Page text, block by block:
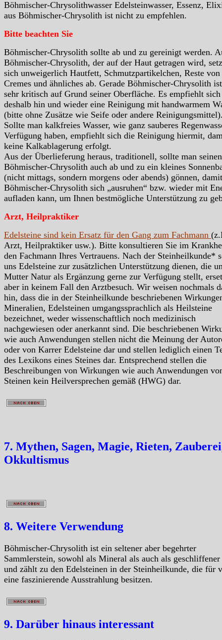
Böhmischer-Chrysolithwasser Edelsteinwasser, Essenz,
aus Böhmischer-Chrysolith ist nicht zu empfehlen.
Bitte beachten Sie
Böhmischer-Chrysolith sollte ab und zu gereinigt werden.
Böhmischer-Chrysolith, der auf der Haut getragen wird,
sich unweigerlich Hautfett, Schmutzpartikelchen, Reste von
Cremes und ähnliches ab. Gerade Böhmischer-Chrysolith
sehr kritisch auf Grund seiner Oberfläche. Es empfiehlt sich
deshalb hin und wieder eine Reinigung mit handwarmem
(bitte ohne Zusätze wie Seife oder andere
Sollte man kalkfreies Wasser, wie ganz sauberes
Verfügung haben, empfiehlt sich die Reinigung hiermit,
keine Kalkablagerung erfolgt.
Aus der Überlieferung heraus, traditionell, sollte man seinen
Böhmischer-Chrysolith auch ab und zu ein kleines
(nicht mittags, sondern morgens oder abends) gönnen,
Böhmischer-Chrysolith sich „ausruhen“ bzw. wieder mit
aufladen kann, um Ihnen bestmögliche Unterstützung zu
Arzt, Heilpraktiker
Edelsteine sind kein Ersatz für den Gang zum Fachmann
Arzt, Heilpraktiker usw.). Bitte konsultieren Sie im
den Fachmann Ihres Vertrauens. Nach der Steinheilkunde*
uns Edelsteine zur zusätzlichen Unterstützung dienen, die
Mutter Natur als Ergänzung gerne zur Verfügung stellt,
aber in keinem Fall den Arztbesuch. Wir weisen nochmals
hin, dass die in der Steinheilkunde beschriebenen
Mineralien, Edelsteinen umgangssprachlich als Heilsteine
bezeichnet, weder wissenschaftlich noch medizinisch
nachgewiesen oder anerkannt sind. Die beschriebenen
wie auch Anwendungen stellen nicht die Meinung der
oder von Karrer Edelsteine dar und stellen lediglich einen
des Lexikons eines Steines dar. Entsprechend stellen die
Beschreibungen von Wirkungen wie auch Anwendungen
Steinen kein Heilversprechen gemäß (HWG) dar.
7. Mythen, Sagen, Magie, Rieten,
Okkultismus
8. Weitere Verwendung
Böhmischer-Chrysolith ist ein seltener aber begehrter
Sammlerstein, sowohl als Mineral als auch als geschliffener
und zählt zu den Edelsteinen in der Steinheilkunde, die für
eine faszinierende Ausstrahlung besitzen.
9. Darüber hinaus interessant